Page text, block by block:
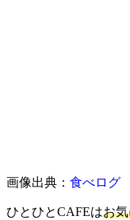
画像出典： 食べログ
ひとひとCAFEはお